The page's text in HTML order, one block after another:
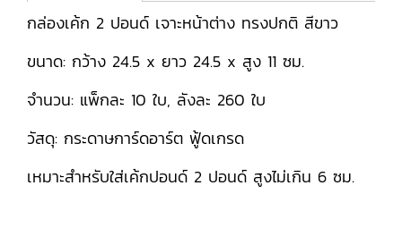
กล่องเค้ก 2 ปอนด์ เจาะหน้าต่าง ทรงปกติ สีขาว
ขนาด: กว้าง 24.5 x ยาว 24.5 x สูง 11 ซม.
จำนวน: แพ็กละ 10 ใบ, ลังละ 260 ใบ
วัสดุ: กระดาษการ์ดอาร์ต ฟู้ดเกรด
เหมาะสำหรับใส่เค้กปอนด์ 2 ปอนด์ สูงไม่เกิน 6 ซม.